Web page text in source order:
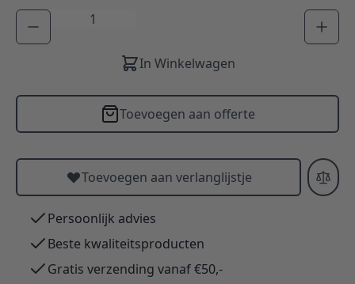
Aantal
In Winkelwagen
Toevoegen aan offerte
Toevoegen aan verlanglijstje
Persoonlijk advies
Beste kwaliteitsproducten
Gratis verzending vanaf €50,-